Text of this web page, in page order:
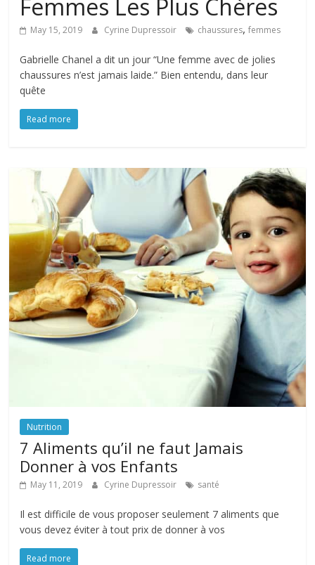
Femmes Les Plus Chères
May 15, 2019 Cyrine Dupressoir chaussures,femmes
Gabrielle Chanel a dit un jour “Une femme avec de jolies
chaussures n’est jamais laide.” Bien entendu, dans leur
quête
Read more
Nutrition
7 Aliments qu’il ne faut Jamais
Donner à vos Enfants
May 11, 2019 Cyrine Dupressoir santé
Il est difficile de vous proposer seulement 7 aliments que
vous devez éviter à tout prix de donner à vos
Read more